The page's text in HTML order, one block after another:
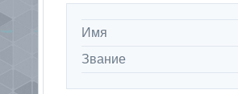
Имя
Звание